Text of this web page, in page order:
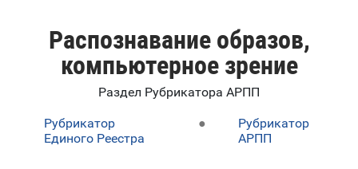
Распознавание образов,
компьютерное зрение
Раздел Рубрикатора АРПП
Рубрикатор
Единого Реестра
●
Рубрикатор
АРПП